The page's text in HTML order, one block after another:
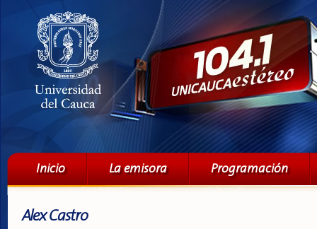
Menú principal
Inicio La emisora Programación
Alex Castro